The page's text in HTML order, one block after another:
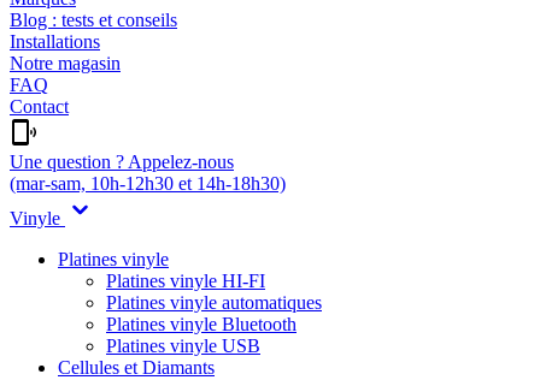
Blog : tests et conseils
Installations
Notre magasin
FAQ
Contact
Une question ? Appelez-nous
(mar-sam, 10h-12h30 et 14h-18h30)
Vinyle
Platines vinyle
Platines vinyle HI-FI
Platines vinyle automatiques
Platines vinyle Bluetooth
Platines vinyle USB
Cellules et Diamants